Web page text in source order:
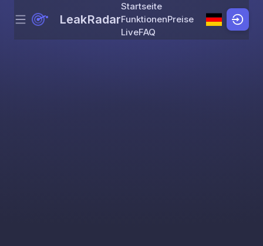
Skip to content
Menu LeakRadar
Startseite
FunktionenPreise
LiveFAQ